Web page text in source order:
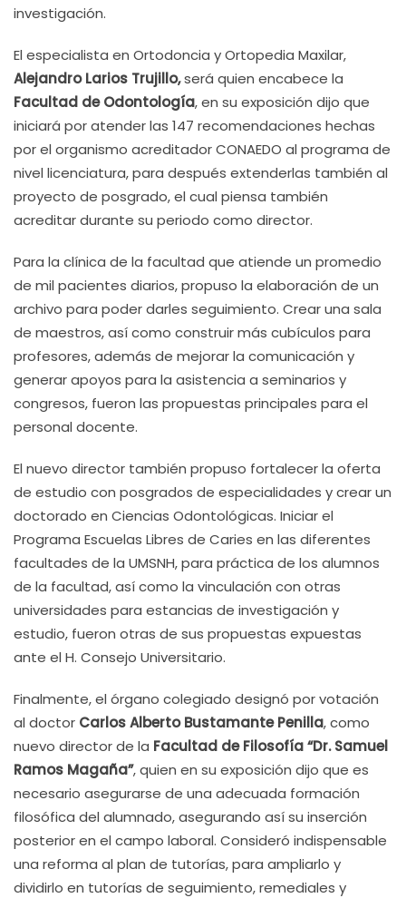
investigación.
El especialista en Ortodoncia y Ortopedia Maxilar,
Alejandro Larios Trujillo,será quien encabece la
Facultad de Odontología, en su exposición dijo que
iniciará por atender las 147 recomendaciones hechas
por el organismo acreditador CONAEDO al programa de
nivel licenciatura, para después extenderlas también al
proyecto de posgrado, el cual piensa también
acreditar durante su periodo como director.
Para la clínica de la facultad que atiende un promedio
de mil pacientes diarios, propuso la elaboración de un
archivo para poder darles seguimiento. Crear una sala
de maestros, así como construir más cubículos para
profesores, además de mejorar la comunicación y
generar apoyos para la asistencia a seminarios y
congresos, fueron las propuestas principales para el
personal docente.
El nuevo director también propuso fortalecer la oferta
de estudio con posgrados de especialidades y crear un
doctorado en Ciencias Odontológicas. Iniciar el
Programa Escuelas Libres de Caries en las diferentes
facultades de la UMSNH, para práctica de los alumnos
de la facultad, así como la vinculación con otras
universidades para estancias de investigación y
estudio, fueron otras de sus propuestas expuestas
ante el H. Consejo Universitario.
Finalmente, el órgano colegiado designó por votación
al doctor Carlos Alberto Bustamante Penilla, como
nuevo director de la Facultad de Filosofía “Dr. Samuel
Ramos Magaña”, quien en su exposición dijo que es
necesario asegurarse de una adecuada formación
filosófica del alumnado, asegurando así su inserción
posterior en el campo laboral. Consideró indispensable
una reforma al plan de tutorías, para ampliarlo y
dividirlo en tutorías de seguimiento, remediales y